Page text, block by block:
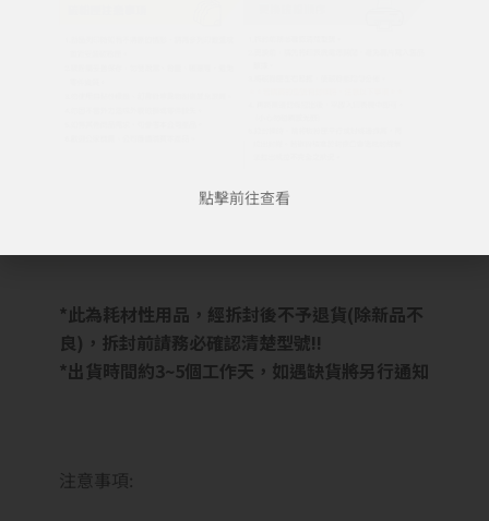
*此為耗材性用品，經拆封後不予退貨(除新品不
良)，拆封前請務必確認清楚型號!!
*出貨時間約3~5個工作天，如遇缺貨將另行通知
注意事項:
點擊前往查看